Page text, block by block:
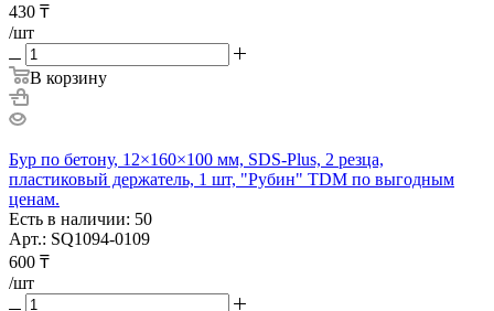
430 ₸
/шт
В корзину
Бур по бетону, 12×160×100 мм, SDS-Plus, 2 резца,
пластиковый держатель, 1 шт, "Рубин" TDM по выгодным
ценам.
Есть в наличии: 50
Арт.: SQ1094-0109
600 ₸
/шт